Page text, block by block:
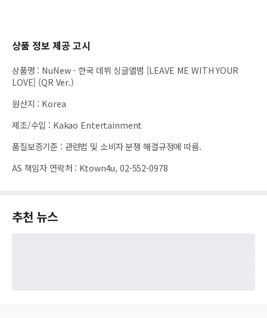
상품 정보 제공 고시
상품명 : NuNew - 한국 데뷔 싱글앨범 [LEAVE ME WITH YOUR
LOVE] (QR Ver.)
원산지 : Korea
제조/수입 : Kakao Entertainment
품질보증기준 : 관련법 및 소비자 분쟁 해결규정에 따름.
AS 책임자 연락처 : Ktown4u, 02-552-0978
추천 뉴스